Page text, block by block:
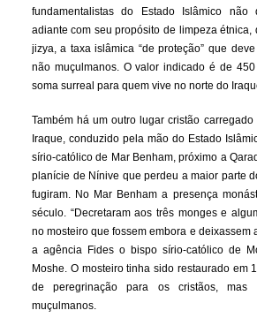
fundamentalistas do Estado Islâmico não
adiante com seu propósito de limpeza étnica,
jizya, a taxa islâmica “de proteção” que
não muçulmanos. O valor indicado é de
soma surreal para quem vive no norte do
Também há um outro lugar cristão
Iraque, conduzido pela mão do Estado
sírio-católico de Mar Benham, próximo a
planície de Nínive que perdeu a maior parte
fugiram. No Mar Benham a presença
século. “Decretaram aos três monges e
no mosteiro que fossem embora e deixassem
a agência Fides o bispo sírio-católico de
Moshe. O mosteiro tinha sido restaurado em
de peregrinação para os cristãos, mas
muçulmanos.